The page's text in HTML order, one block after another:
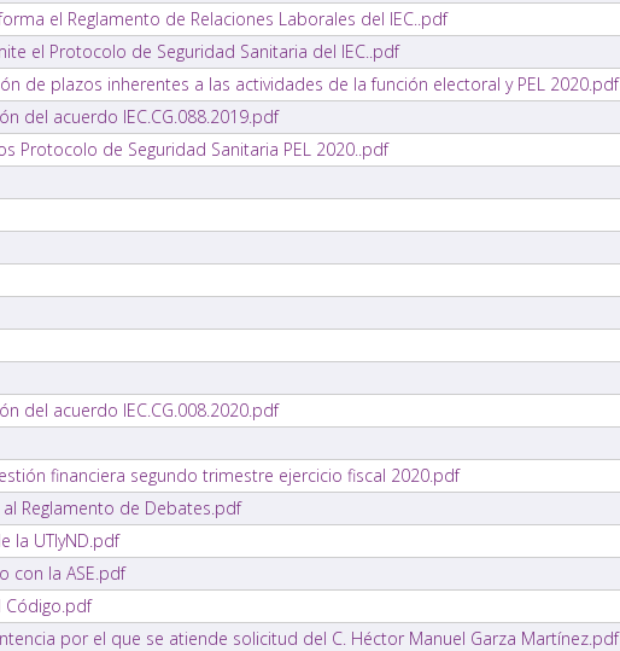
el Reglamento de Relaciones Laborales del IEC..pdf
el Protocolo de Seguridad Sanitaria del IEC..pdf
de plazos inherentes a las actividades de la función electoral y PEL 2020.pdf
del acuerdo IEC.CG.088.2019.pdf
Protocolo de Seguridad Sanitaria PEL 2020..pdf
del acuerdo IEC.CG.008.2020.pdf
financiera segundo trimestre ejercicio fiscal 2020.pdf
al Reglamento de Debates.pdf
la UTIyND.pdf
con la ASE.pdf
Código.pdf
por el que se atiende solicitud del C. Héctor Manuel Garza Martínez.pdf